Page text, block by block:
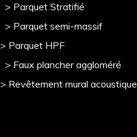
> Parquet Stratifié
> Parquet semi-massif
> Parquet HPF
> Faux plancher aggloméré
> Revêtement mural acoustique